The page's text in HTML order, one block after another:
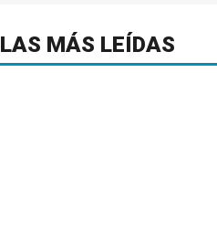
LAS MÁS LEÍDAS